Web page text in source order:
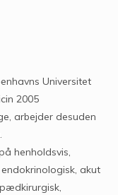
Universitet
2005
arbejder desuden
henholdsvis,
akut